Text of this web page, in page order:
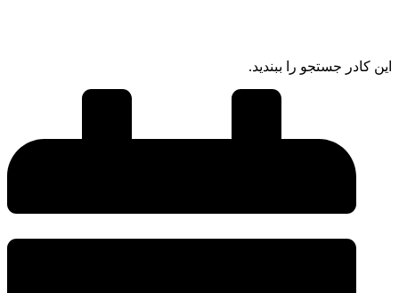
این کادر جستجو را ببندید.